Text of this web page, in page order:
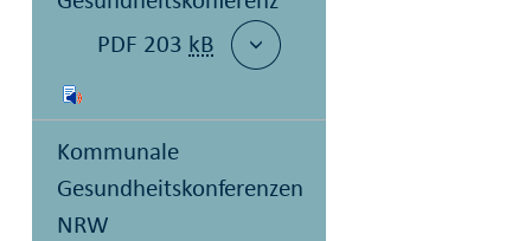
PDF 203 kB
Kommunale
Gesundheitskonferenzen
NRW